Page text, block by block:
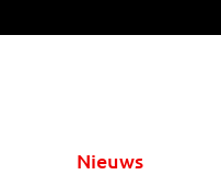
Nieuws